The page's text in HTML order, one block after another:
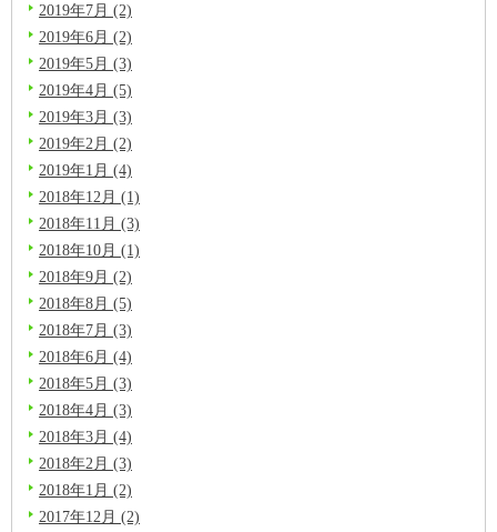
2019年7月 (2)
2019年6月 (2)
2019年5月 (3)
2019年4月 (5)
2019年3月 (3)
2019年2月 (2)
2019年1月 (4)
2018年12月 (1)
2018年11月 (3)
2018年10月 (1)
2018年9月 (2)
2018年8月 (5)
2018年7月 (3)
2018年6月 (4)
2018年5月 (3)
2018年4月 (3)
2018年3月 (4)
2018年2月 (3)
2018年1月 (2)
2017年12月 (2)